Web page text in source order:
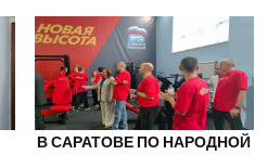
В САРАТОВЕ ПО НАРОДНОЙ